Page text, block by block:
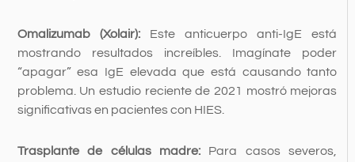
Omalizumab (Xolair):Este anticuerpo anti-IgE está
mostrando resultados increíbles. Imagínate poder
“apagar” esa IgE elevada que está causando tanto
problema. Un estudio reciente de 2021 mostró mejoras
significativas en pacientes con HIES.
Trasplante de células madre: Para casos severos,